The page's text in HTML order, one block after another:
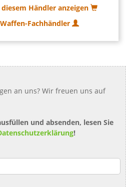
Händler anzeigen
Fachhändler
an uns? Wir freuen uns auf
und absenden, lesen Sie
!